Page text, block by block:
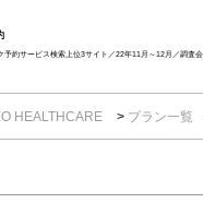
約サービス検索上位3サイト／22年11月～12月／調査会
HEALTHCARE プラン一覧